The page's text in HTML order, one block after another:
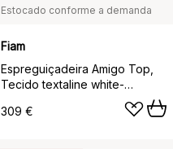
Estocado conforme a demanda
Fiam
Espreguiçadeira Amigo Top,
Tecido textaline white-
estrutura de alumínio-toldo
solar
309 €